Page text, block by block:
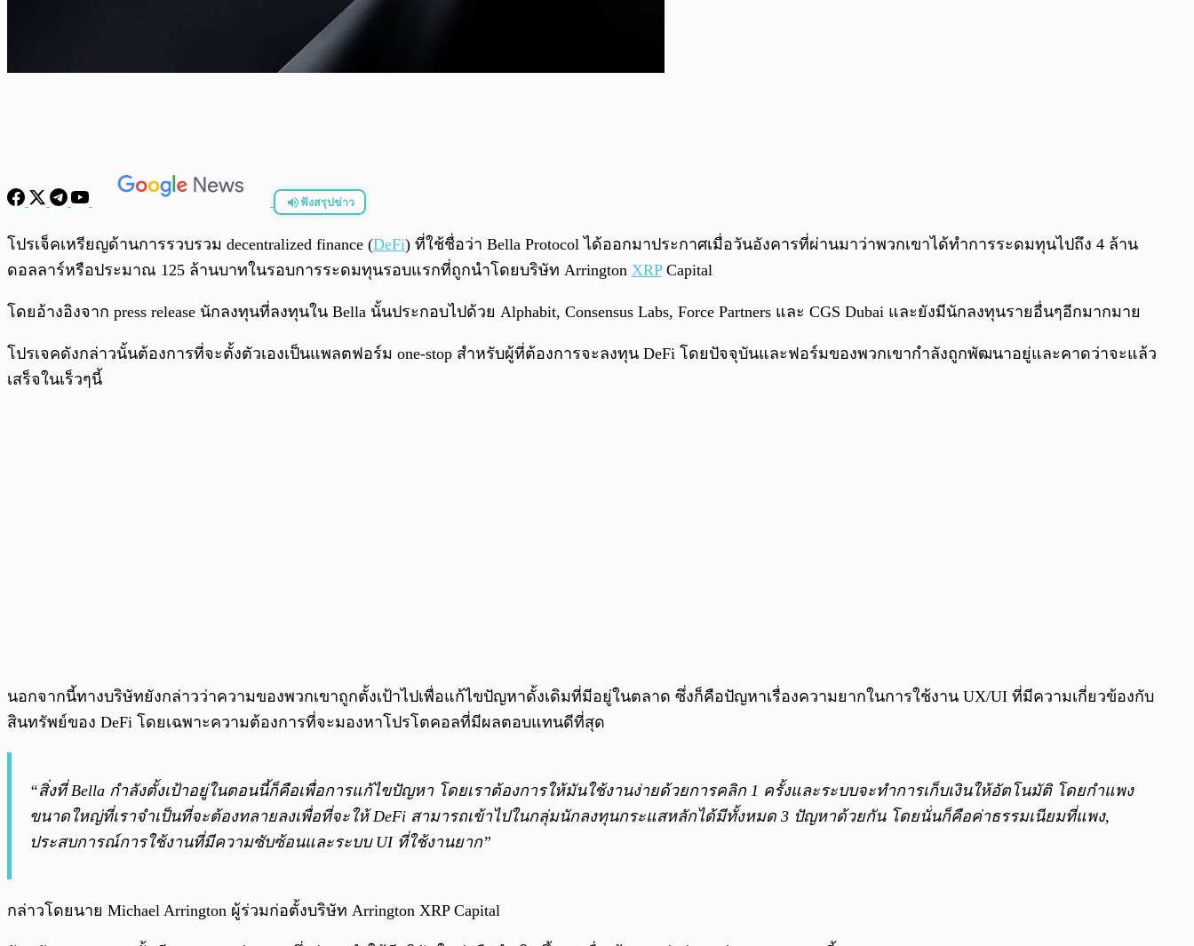
ฟังสรุปข่าว
พร้อมเล่น 0:00 / 0:00
โปรเจ็คเหรียญด้านการรวบรวม decentralized finance (DeFi) ที่ใช้ชื่อว่า Bella Protocol ได้ออกมาประกาศเมื่อวันอังคารที่ผ่านมาว่าพวกเขาได้ทำการระดมทุนไปถึง 4 ล้าน
ดอลลาร์หรือประมาณ 125 ล้านบาทในรอบการระดมทุนรอบแรกที่ถูกนำโดยบริษัท Arrington XRPCapital
โดยอ้างอิงจาก press release นักลงทุนที่ลงทุนใน Bella นั้นประกอบไปด้วย Alphabit, Consensus Labs, Force Partners และ CGS Dubai และยังมีนักลงทุนรายอื่นๆอีกมากมาย
โปรเจคดังกล่าวนั้นต้องการที่จะตั้งตัวเองเป็นแพลตฟอร์ม one-stop สำหรับผู้ที่ต้องการจะลงทุน DeFi โดยปัจจุบันและฟอร์มของพวกเขากำลังถูกพัฒนาอยู่และคาดว่าจะแล้ว
เสร็จในเร็วๆนี้
นอกจากนี้ทางบริษัทยังกล่าวว่าความของพวกเขาถูกตั้งเป้าไปเพื่อแก้ไขปัญหาดั้งเดิมที่มีอยู่ในตลาด ซึ่งก็คือปัญหาเรื่องความยากในการใช้งาน UX/UI ที่มีความเกี่ยวข้องกับ
สินทรัพย์ของ DeFi โดยเฉพาะความต้องการที่จะมองหาโปรโตคอลที่มีผลตอบแทนดีที่สุด
“สิ่งที่ Bella กำลังตั้งเป้าอยู่ในตอนนี้ก็คือเพื่อการแก้ไขปัญหา โดยเราต้องการให้มันใช้งานง่ายด้วยการคลิก 1 ครั้งและระบบจะทำการเก็บเงินให้อัตโนมัติ โดยกำแพง
ขนาดใหญ่ที่เราจำเป็นที่จะต้องทลายลงเพื่อที่จะให้ DeFi สามารถเข้าไปในกลุ่มนักลงทุนกระแสหลักได้มีทั้งหมด 3 ปัญหาด้วยกัน โดยนั่นก็คือค่าธรรมเนียมที่แพง,
ประสบการณ์การใช้งานที่มีความซับซ้อนและระบบ UI ที่ใช้งานยาก”
กล่าวโดยนาย Michael Arrington ผู้ร่วมก่อตั้งบริษัท Arrington XRP Capital